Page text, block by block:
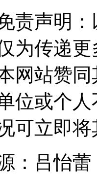
声明：
为传递
网站赞
位或个
可立即将
： 吕怡蕾